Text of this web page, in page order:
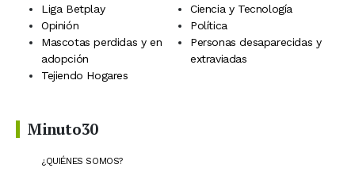
Liga Betplay
Ciencia y Tecnología
Opinión
Política
Mascotas perdidas y en
adopción
Personas desaparecidas y
extraviadas
Tejiendo Hogares
Minuto30
¿QUIÉNES SOMOS?